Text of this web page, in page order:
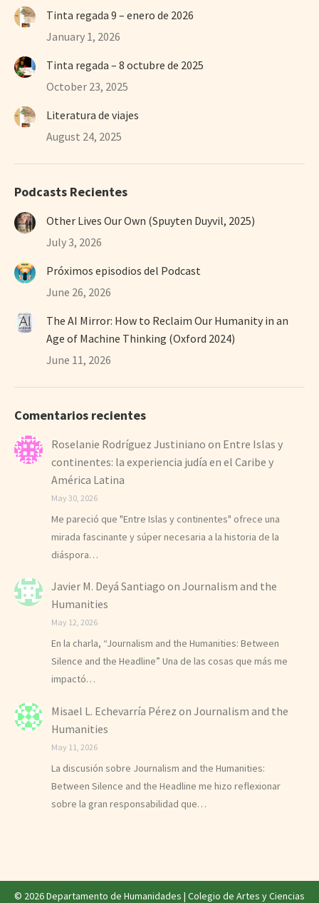
Tinta regada 9 – enero de 2026
January 1, 2026
Tinta regada – 8 octubre de 2025
October 23, 2025
Literatura de viajes
August 24, 2025
Podcasts Recientes
Other Lives Our Own (Spuyten Duyvil, 2025)
July 3, 2026
Próximos episodios del Podcast
June 26, 2026
The AI Mirror: How to Reclaim Our Humanity in an
Age of Machine Thinking (Oxford 2024)
June 11, 2026
Comentarios recientes
Roselanie Rodríguez Justiniano on Entre Islas y
continentes: la experiencia judía en el Caribe y
América Latina
May 30, 2026
Me pareció que "Entre Islas y continentes" ofrece una
mirada fascinante y súper necesaria a la historia de la
diáspora…
Javier M. Deyá Santiago on Journalism and the
Humanities
May 12, 2026
En la charla, “Journalism and the Humanities: Between
Silence and the Headline” Una de las cosas que más me
impactó…
Misael L. Echevarría Pérez on Journalism and the
Humanities
May 11, 2026
La discusión sobre Journalism and the Humanities:
Between Silence and the Headline me hizo reflexionar
sobre la gran responsabilidad que…
© 2026 Departamento de Humanidades | Colegio de Artes y Ciencias